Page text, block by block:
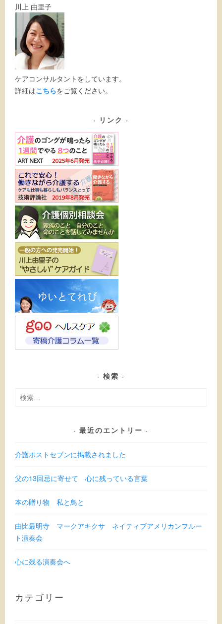
川上 由里子
ケアコンサルタントをしています。
詳細はこちらをご覧ください。
リンク
検索
検
最近のエントリー
介護ポストセブンに掲載されました
父の13回忌に寄せて 心に残っている言葉
本の贈り物 私と鳥と
由比最明寺 マークアキクサ ネイティブアメリカンフルー
ト演奏会
心に残る演奏会へ
カテゴリー